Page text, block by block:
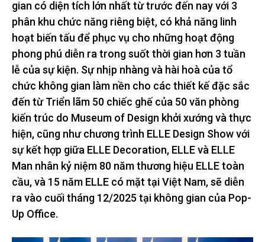
gian có diện tích lớn nhất từ trước đến nay với 3
phân khu chức năng riêng biệt, có khả năng linh
hoạt biến tấu để phục vụ cho những hoạt động
phong phú diễn ra trong suốt thời gian hơn 3 tuần
lễ của sự kiện. Sự nhịp nhàng và hài hoà của tổ
chức không gian làm nền cho các thiết kế đặc sắc
đến từ Triển lãm 50 chiếc ghế của 50 văn phòng
kiến trúc do Museum of Design khởi xướng và thực
hiện, cũng như chương trình ELLE Design Show với
sự kết hợp giữa ELLE Decoration, ELLE và ELLE
Man nhân kỷ niệm 80 năm thương hiệu ELLE toàn
cầu, và 15 năm ELLE có mặt tại Việt Nam, sẽ diễn
ra vào cuối tháng 12/2025 tại không gian của Pop-
Up Office.